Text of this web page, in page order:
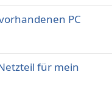
PC
für mein